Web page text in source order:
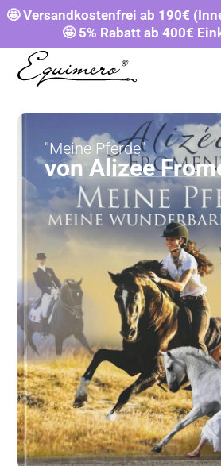
🤩 Versandkostenfrei ab 190€
🤩 5% Rabatt ab 400€
"Meine Pferde"
von Alizee